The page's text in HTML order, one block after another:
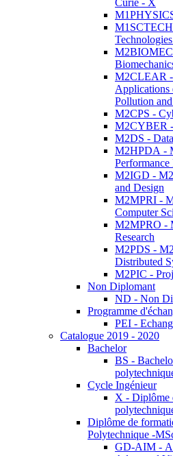
Curie - X
M2CLEAR -
Applications
Pollution
M2CPS -
M2CYBER
M2DS -
M2HPDA -
M2IGD -
and Design
M2MPRI -
Computer
M2MPRO -
Research
M2PDS -
Distributed
M2PIC -
Non Diplomant
ND - Non
Programme
PEI -
Catalogue 2019 - 2020
Bachelor
BS -
Cycle Ingénieur
X - Diplôme
Diplôme de
Polytechnique -
GD-AIM -